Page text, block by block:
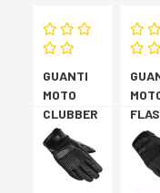
GUANTI
MOTO
CLUBBER
GLOVE
NERO
KP